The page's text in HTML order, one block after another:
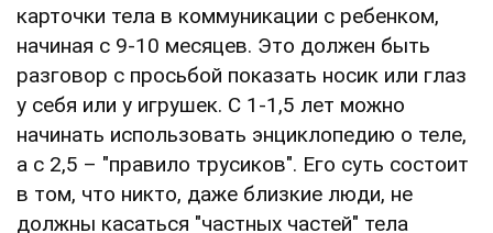
карточки тела в коммуникации с ребенком,
начиная с 9-10 месяцев. Это должен быть
разговор с просьбой показать носик или глаз
у себя или у игрушек. С 1-1,5 лет можно
начинать использовать энциклопедию о теле,
а с 2,5 – "правило трусиков". Его суть состоит
в том, что никто, даже близкие люди, не
должны касаться "частных частей" тела